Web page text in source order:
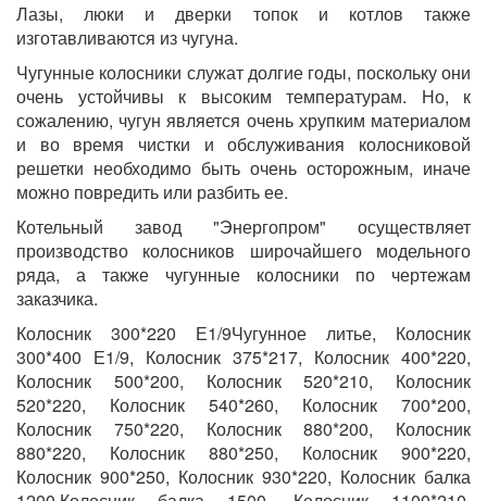
Лазы, люки и дверки топок и котлов также
изготавливаются из чугуна.
Чугунные колосники служат долгие годы, поскольку они
очень устойчивы к высоким температурам. Но, к
сожалению, чугун является очень хрупким материалом
и во время чистки и обслуживания колосниковой
решетки необходимо быть очень осторожным, иначе
можно повредить или разбить ее.
Котельный завод "Энергопром" осуществляет
производство колосников широчайшего модельного
ряда, а также чугунные колосники по чертежам
заказчика.
Колосник 300*220 Е1/9Чугунное литье, Колосник
300*400 Е1/9, Колосник 375*217, Колосник 400*220,
Колосник 500*200, Колосник 520*210, Колосник
520*220, Колосник 540*260, Колосник 700*200,
Колосник 750*220, Колосник 880*200, Колосник
880*220, Колосник 880*250, Колосник 900*220,
Колосник 900*250, Колосник 930*220, Колосник балка